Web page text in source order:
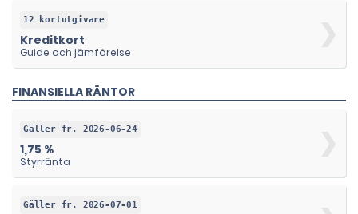
12 kortutgivare
Kreditkort
Guide och jämförelse
FINANSIELLA RÄNTOR
Gäller fr. 2026-06-24
1,75 %
Styrränta
Gäller fr. 2026-07-01